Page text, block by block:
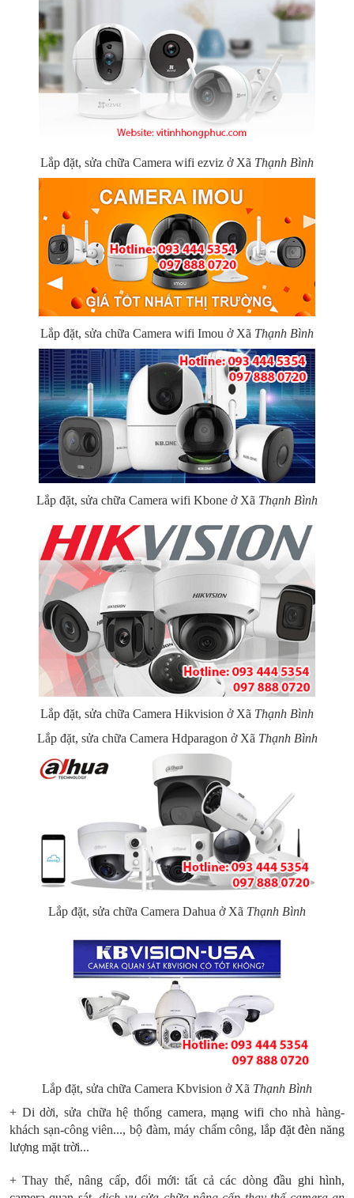
Lắp đặt, sửa chữa Camera wifi ezviz ở Xã Thạnh Bình
Lắp đặt, sửa chữa Camera wifi Imou ở Xã Thạnh Bình
Lắp đặt, sửa chữa Camera wifi Kbone ở Xã Thạnh Bình
Lắp đặt, sửa chữa Camera Hikvision ở Xã Thạnh Bình
Lắp đặt, sửa chữa Camera Hdparagon ở Xã Thạnh Bình
Lắp đặt, sửa chữa Camera Dahua ở Xã Thạnh Bình
Lắp đặt, sửa chữa Camera Kbvision ở Xã Thạnh Bình
+ Di dời, sửa chữa hệ thống camera,mạng wifi cho nhà hàng-
khách sạn-công viên..., bộ đàm, máy chấm công,lắp đặt đèn năng
lượng mặt trời...
+ Thay thế, nâng cấp, đổi mới: tất cả các dòngđầu ghi hình,